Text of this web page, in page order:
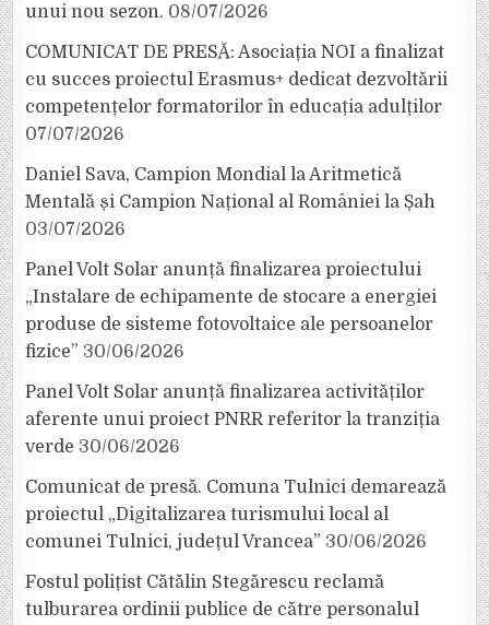
unui nou sezon. 08/07/2026
COMUNICAT DE PRESĂ: Asociația NOI a finalizat
cu succes proiectul Erasmus+ dedicat dezvoltării
competențelor formatorilor în educația adulților
07/07/2026
Daniel Sava, Campion Mondial la Aritmetică
Mentală și Campion Național al României la Șah
03/07/2026
Panel Volt Solar anunță finalizarea proiectului
„Instalare de echipamente de stocare a energiei
produse de sisteme fotovoltaice ale persoanelor
fizice” 30/06/2026
Panel Volt Solar anunță finalizarea activităților
aferente unui proiect PNRR referitor la tranziția
verde 30/06/2026
Comunicat de presă. Comuna Tulnici demarează
proiectul „Digitalizarea turismului local al
comunei Tulnici, județul Vrancea” 30/06/2026
Fostul polițist Cătălin Stegărescu reclamă
tulburarea ordinii publice de către personalul